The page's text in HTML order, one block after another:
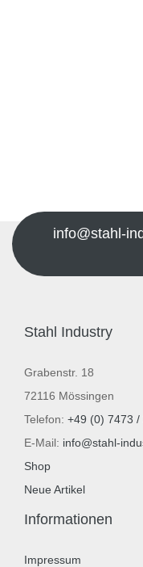
info@stahl-
Stahl Industry
Grabenstr. 18
72116 Mössingen
Telefon: +49 (0) 7473 /
E-Mail: info@stahl-
Shop
Neue Artikel
Informationen
Impressum